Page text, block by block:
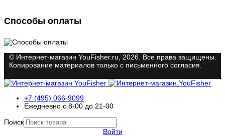
Способы оплаты
© Интернет-магазин YouFisher.ru, 2026. Все права защищены.
Копирование материалов только с письменного согласия.
+7 (495) 066-9099
Ежедневно с 8-00 до 21-00
Поиск
Войти